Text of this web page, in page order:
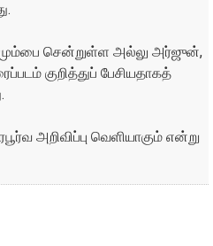
சென்றுள்ள அல்லு அர்ஜுன்,
குறித்துப் பேசியதாகத்
அறிவிப்பு வெளியாகும் என்று